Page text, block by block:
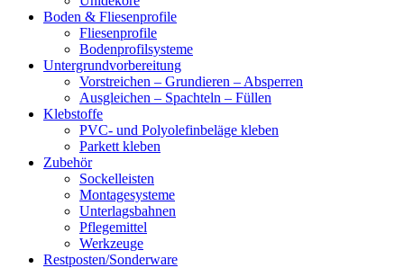
Boden & Fliesenprofile
Fliesenprofile
Bodenprofilsysteme
Untergrundvorbereitung
Vorstreichen – Grundieren – Absperren
Ausgleichen – Spachteln – Füllen
Klebstoffe
PVC- und Polyolefinbeläge kleben
Parkett kleben
Zubehör
Sockelleisten
Montagesysteme
Unterlagsbahnen
Pflegemittel
Werkzeuge
Restposten/Sonderware